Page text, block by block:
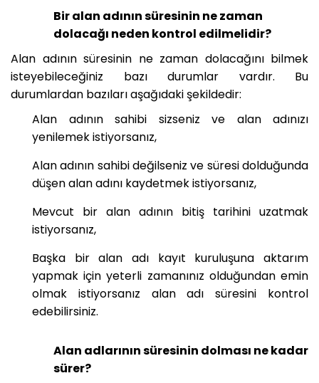
Bir alan adının süresinin ne zaman
dolacağı neden kontrol edilmelidir?
Alan adının süresinin ne zaman dolacağını bilmek
isteyebileceğiniz bazı durumlar vardır. Bu
durumlardan bazıları aşağıdaki şekildedir:
Alan adının sahibi sizseniz ve alan adınızı
yenilemek istiyorsanız,
Alan adının sahibi değilseniz ve süresi dolduğunda
düşen alan adını kaydetmek istiyorsanız,
Mevcut bir alan adının bitiş tarihini uzatmak
istiyorsanız,
Başka bir alan adı kayıt kuruluşuna aktarım
yapmak için yeterli zamanınız olduğundan emin
olmak istiyorsanız alan adı süresini kontrol
edebilirsiniz.
Alan adlarının süresinin dolması ne kadar
sürer?